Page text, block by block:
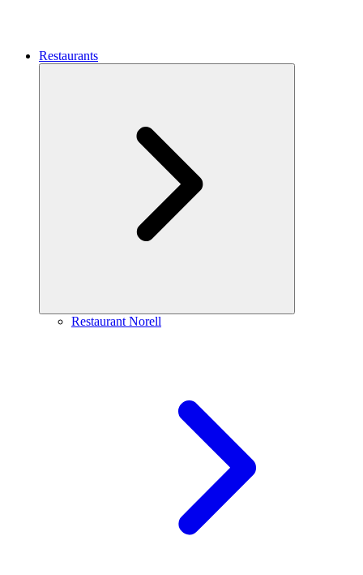
Restaurants
Restaurant Norell